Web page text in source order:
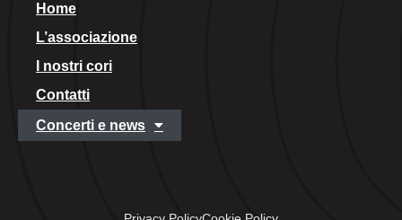
Home
L’associazione
I nostri cori
Contatti
Concerti e news